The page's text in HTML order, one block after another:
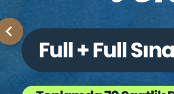
Önceki
(emergency). [8]